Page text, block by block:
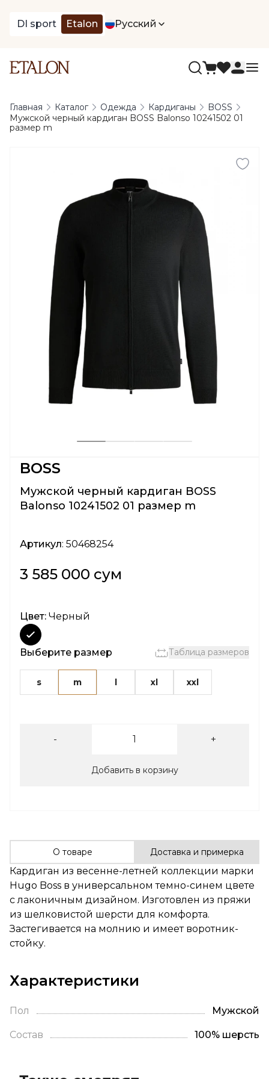
DI sport Etalon Русский
Главная Каталог Одежда Кардиганы
BOSS
Мужской черный кардиган BOSS Balonso 10241502 01
размер m
BOSS
Мужской черный кардиган BOSS
Balonso 10241502 01 размер m
Артикул: 50468254
3 585 000 сум
Цвет: Черный
Выберите размер Таблица размеров
s m l xl xxl
- +
Добавить в корзину
О товаре Доставка и примерка
Кардиган из весенне-летней коллекции марки
Hugo Boss в универсальном темно-синем цвете
с лаконичным дизайном. Изготовлен из пряжи
из шелковистой шерсти для комфорта.
Застегивается на молнию и имеет воротник-
стойку.
Характеристики
Пол Мужской
Состав 100% шерсть